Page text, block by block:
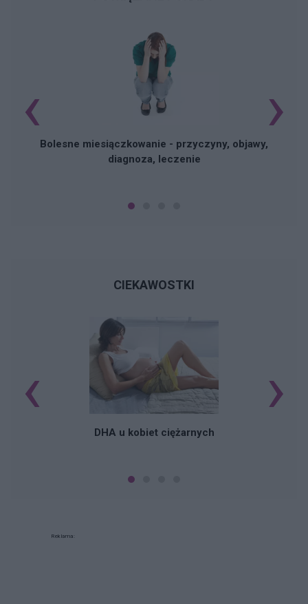
Bolesne miesiączkowanie - przyczyny, objawy,
diagnoza, leczenie
‹ ›
CIEKAWOSTKI
DHA u kobiet ciężarnych
‹ ›
Reklama: